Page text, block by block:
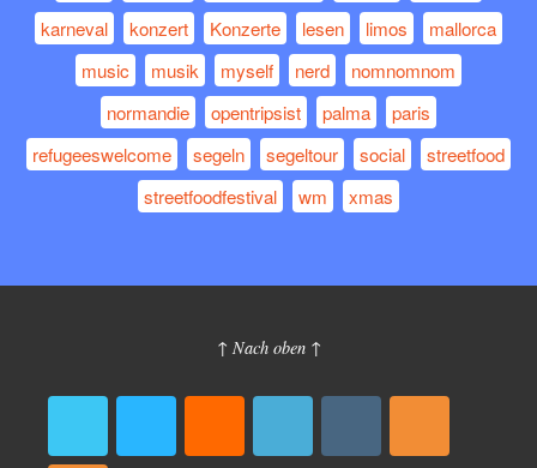
karneval
konzert Konzerte lesen limos
mallorca
music
musik myself nerd
nomnomnom
normandie
opentripsist palma
paris
refugeeswelcome
segeln segeltour social
streetfood
streetfoodfestival
wm xmas
↑ Nach oben ↑